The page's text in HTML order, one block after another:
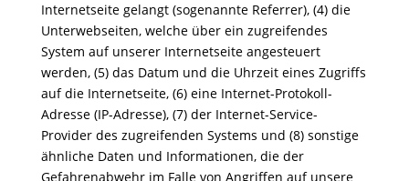
Internetseite gelangt (sogenannte Referrer), (4) die
Unterwebseiten, welche über ein zugreifendes
System auf unserer Internetseite angesteuert
werden, (5) das Datum und die Uhrzeit eines Zugriffs
auf die Internetseite, (6) eine Internet-Protokoll-
Adresse (IP-Adresse), (7) der Internet-Service-
Provider des zugreifenden Systems und (8) sonstige
ähnliche Daten und Informationen, die der
Gefahrenabwehr im Falle von Angriffen auf unsere